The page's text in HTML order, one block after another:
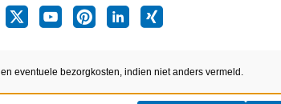
en eventuele bezorgkosten, indien niet anders vermeld.